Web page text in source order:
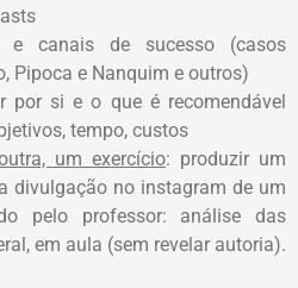
e canais de sucesso (casos
Pipoca e Nanquim e outros)
por si e o que é recomendável
tempo, custos
um exercício: produzir um
divulgação no instagram de um
pelo professor: análise das
em aula (sem revelar autoria).